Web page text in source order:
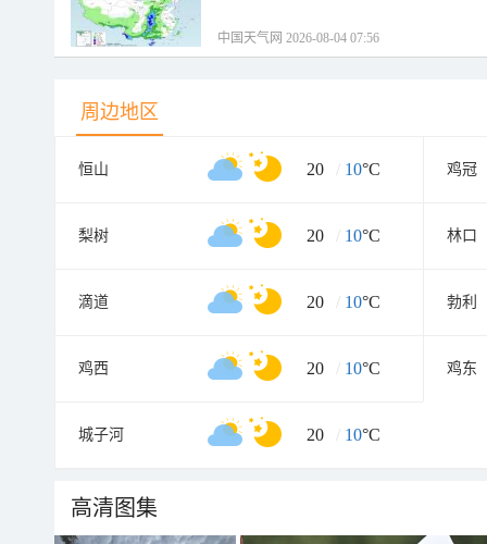
中国天气网 2026-08-04 07:56
周边地区
恒山 20 / 10°C 鸡冠
梨树 20 / 10°C 林口
滴道 20 / 10°C 勃利
鸡西 20 / 10°C 鸡东
城子河 20 / 10°C
高清图集